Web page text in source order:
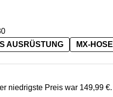
AUSRÜSTUNG MX-HOSE
niedrigste Preis war 149,99€.